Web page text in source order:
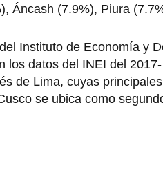
Áncash (7.9%), Piura
Instituto de Economía y
los datos del INEI del
de Lima, cuyas
se ubica como